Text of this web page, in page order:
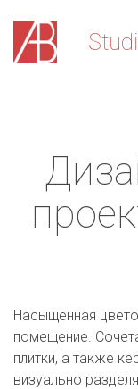
Насыщенная
помещение.
плитки, а также
визуально